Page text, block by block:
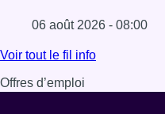
06 août 2026 - 08:00
Lire l'article Météo : Le
Voir tout le fil info
Offres d’emploi